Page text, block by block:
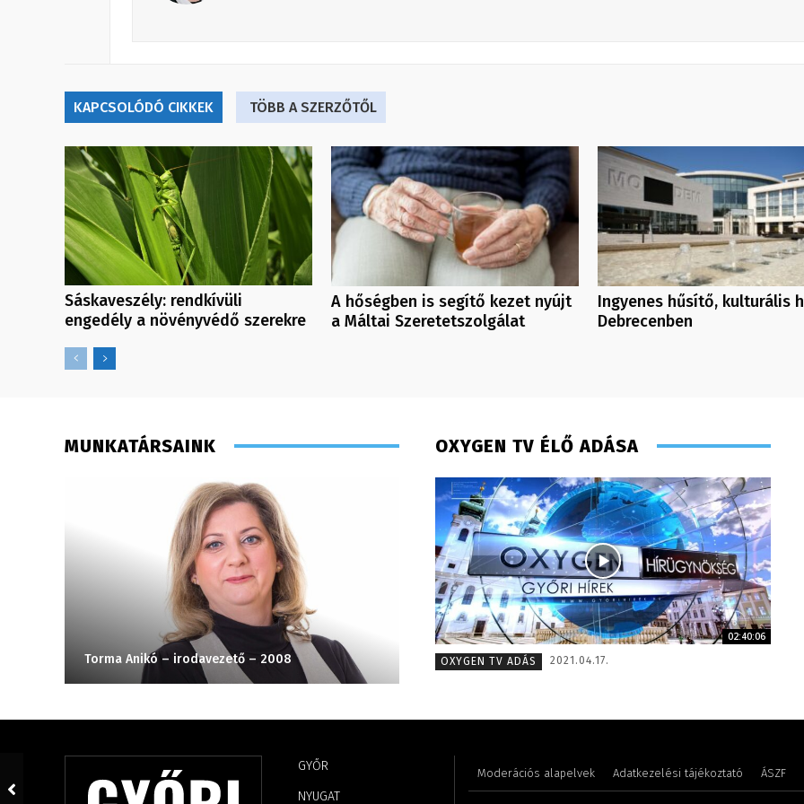
KAPCSOLÓDÓ CIKKEK TÖBB A SZERZŐTŐL
Sáskaveszély: rendkívüli
engedély a növényvédő szerekre
A hőségben is segítő kezet nyújt
a Máltai Szeretetszolgálat
Ingyenes hűsítő, kulturális
Debrecenben
MUNKATÁRSAINK
Torma Anikó – irodavezető – 2008 Turi Szilvia- könyvelési asszisztens
OXYGEN TV ÉLŐ ADÁSA
02:40:06
OXYGEN TV ADÁS
2021.04.17.
GYŐR
NYUGAT
Moderációs alapelvek Adatkezelési tájékoztató ÁSZF